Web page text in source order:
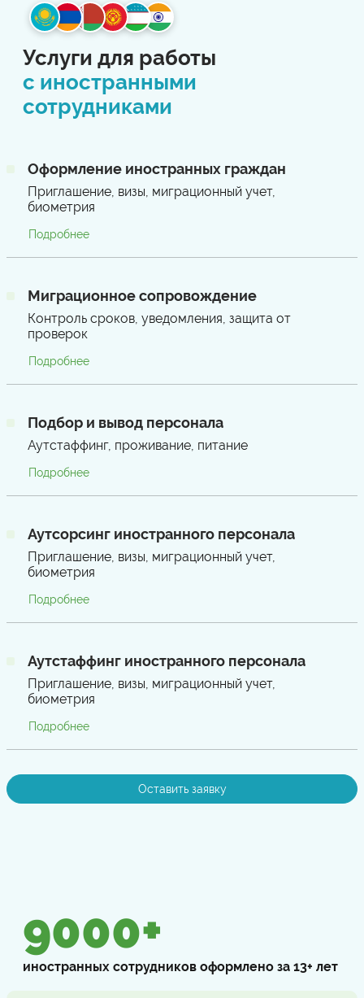
Услуги для работы
с иностранными
сотрудниками
Оформление иностранных граждан
Приглашение, визы, миграционный учет,
биометрия
Подробнее
Миграционное сопровождение
Контроль сроков, уведомления, защита от
проверок
Подробнее
Подбор и вывод персонала
Аутстаффинг, проживание, питание
Подробнее
Аутсорсинг иностранного персонала
Приглашение, визы, миграционный учет,
биометрия
Подробнее
Аутстаффинг иностранного персонала
Приглашение, визы, миграционный учет,
биометрия
Подробнее
Оставить заявку
9000+
иностранных сотрудников оформлено за 13+ лет